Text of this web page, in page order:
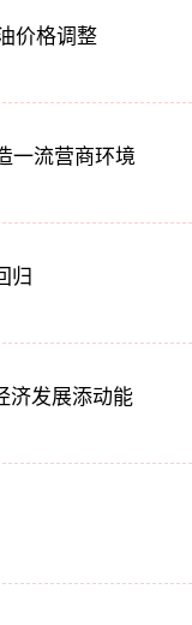
价格调整
一流营商环境
归
济发展添动能